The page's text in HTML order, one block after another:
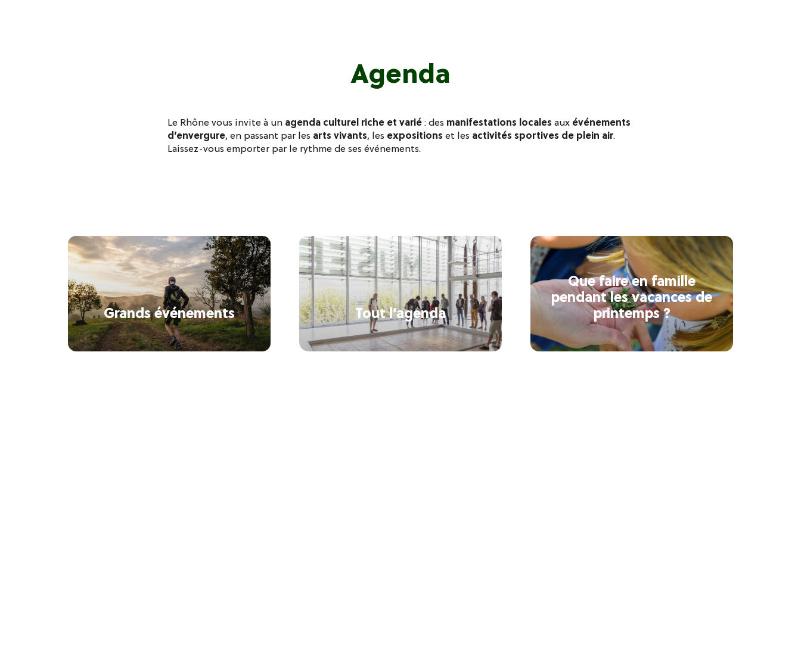
Agenda
Le Rhône vous invite à un agenda culturel riche et varié: des manifestations locales aux événements
d’envergure, en passant par les arts vivants, les expositionset les activités sportives de plein air.
Laissez-vous emporter par le rythme de ses événements.
Grands événements Tout l’agenda
Que faire en famille
pendant les vacances de
printemps ?